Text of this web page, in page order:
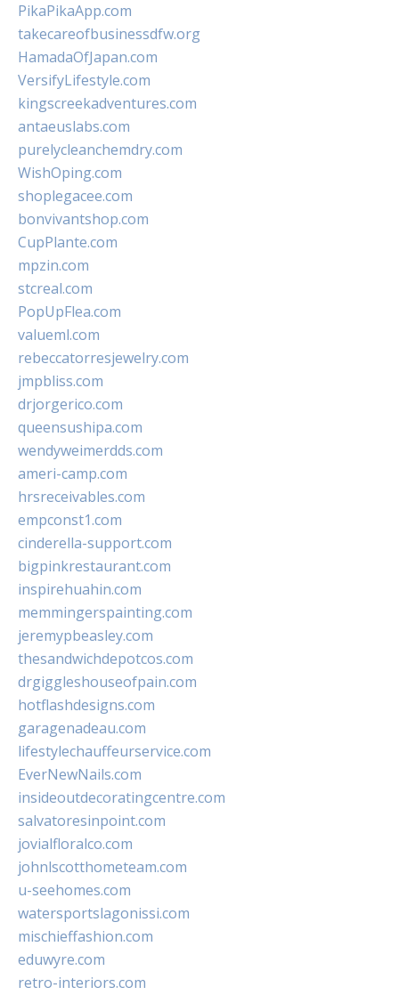
PikaPikaApp.com
takecareofbusinessdfw.org
HamadaOfJapan.com
VersifyLifestyle.com
kingscreekadventures.com
antaeuslabs.com
purelycleanchemdry.com
WishOping.com
shoplegacee.com
bonvivantshop.com
CupPlante.com
mpzin.com
stcreal.com
PopUpFlea.com
valueml.com
rebeccatorresjewelry.com
jmpbliss.com
drjorgerico.com
queensushipa.com
wendyweimerdds.com
ameri-camp.com
hrsreceivables.com
empconst1.com
cinderella-support.com
bigpinkrestaurant.com
inspirehuahin.com
memmingerspainting.com
jeremypbeasley.com
thesandwichdepotcos.com
drgiggleshouseofpain.com
hotflashdesigns.com
garagenadeau.com
lifestylechauffeurservice.com
EverNewNails.com
insideoutdecoratingcentre.com
salvatoresinpoint.com
jovialfloralco.com
johnlscotthometeam.com
u-seehomes.com
watersportslagonissi.com
mischieffashion.com
eduwyre.com
retro-interiors.com